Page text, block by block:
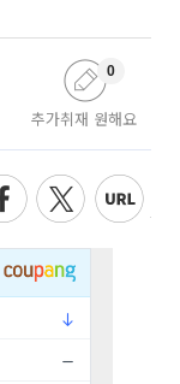
추가취재 원해요
0